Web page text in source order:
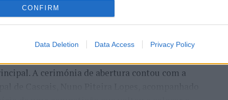
CONFIRM
Data Deletion Data Access Privacy Policy
uma edição marcada pela elevada
portugueses e pela projeção internacional
nos dias 18 e 19 de julho, reunindo dezenas de
A cerimónia de abertura contou com a